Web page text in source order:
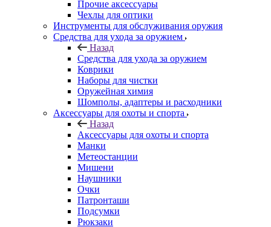
Прочие аксессуары
Чехлы для оптики
Инструменты для обслуживания оружия
Средства для ухода за оружием
Назад
Средства для ухода за оружием
Коврики
Наборы для чистки
Оружейная химия
Шомполы, адаптеры и расходники
Аксессуары для охоты и спорта
Назад
Аксессуары для охоты и спорта
Манки
Метеостанции
Мишени
Наушники
Очки
Патронташи
Подсумки
Рюкзаки